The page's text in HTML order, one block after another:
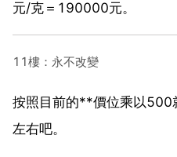
元/克＝190000元。
11樓：永不改變
按照目前的**價位乘以500
左右吧。